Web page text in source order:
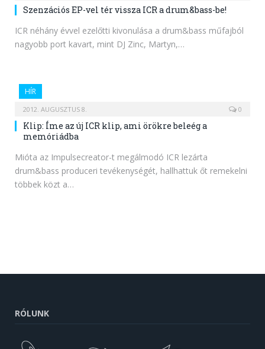
Szenzációs EP-vel tér vissza ICR a drum&bass-be!
ICR néhány évvel ezelőtti kivonulása a drum&bass műfajból
nagyobb port kavart, mint DJ Zinc, Martyn,…
HÍR
2012. AUGUSZTUS 8. 0
Klip: Íme az új ICR klip, ami örökre beleég a
memóriádba
Mióta az Impulsecreator-t megálmodó ICR lezárta
drum&bass produceri tevékenységét, hallhattuk őt remekelni
többek közt a…
RÓLUNK